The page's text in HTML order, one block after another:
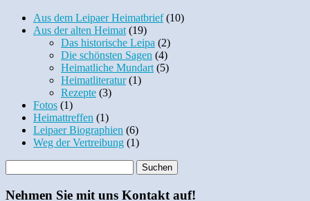
Aus dem Leipaer Heimatbrief(10)
Aus der alten Heimat(19)
Das historische Leipa (2)
Die schönsten Sagen (4)
Heimatliche Mundart(5)
Heimatliteratur(1)
Rezepte (3)
Fotos (1)
Heimattreffen (1)
Leipaer Biographien (6)
Weg der Vertreibung (1)
Nehmen Sie mit uns Kontakt auf!